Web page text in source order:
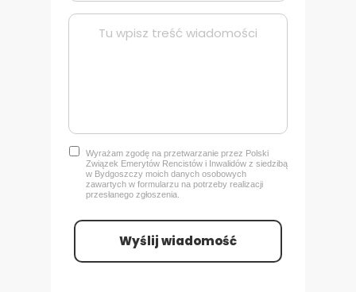
Wyrażam zgodę na przetwarzanie przez Polski
Związek Emerytów Rencistów i Inwalidów z siedzibą
w Bydgoszczy moich danych osobowych
zawartych w formularzu na potrzeby realizacji
przesłanego zgłoszenia.
Wyślij wiadomość